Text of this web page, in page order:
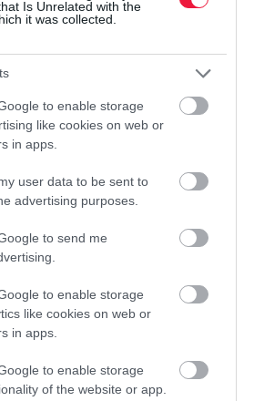
Is Unrelated with the
it was collected.
to enable storage
like cookies on web or
in apps.
user data to be sent to
advertising purposes.
to send me
to enable storage
like cookies on web or
in apps.
to enable storage
of the website or app.